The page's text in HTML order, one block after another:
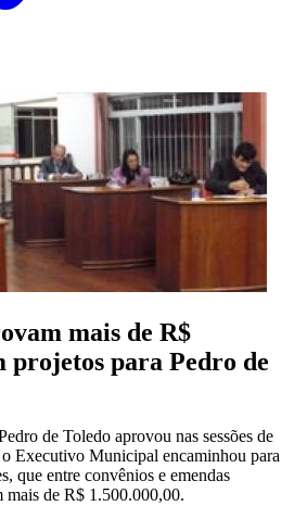
mais de R$
projetos para Pedro de
de Toledo aprovou nas sessões de
Executivo Municipal encaminhou para
que entre convênios e emendas
mais de R$ 1.500.000,00.